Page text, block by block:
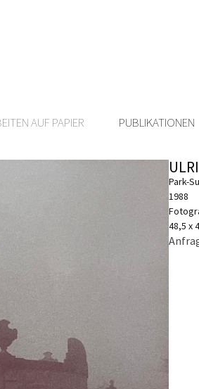
AUF PAPIER PUBLIKATIONEN
Park-
1988
48,5 x